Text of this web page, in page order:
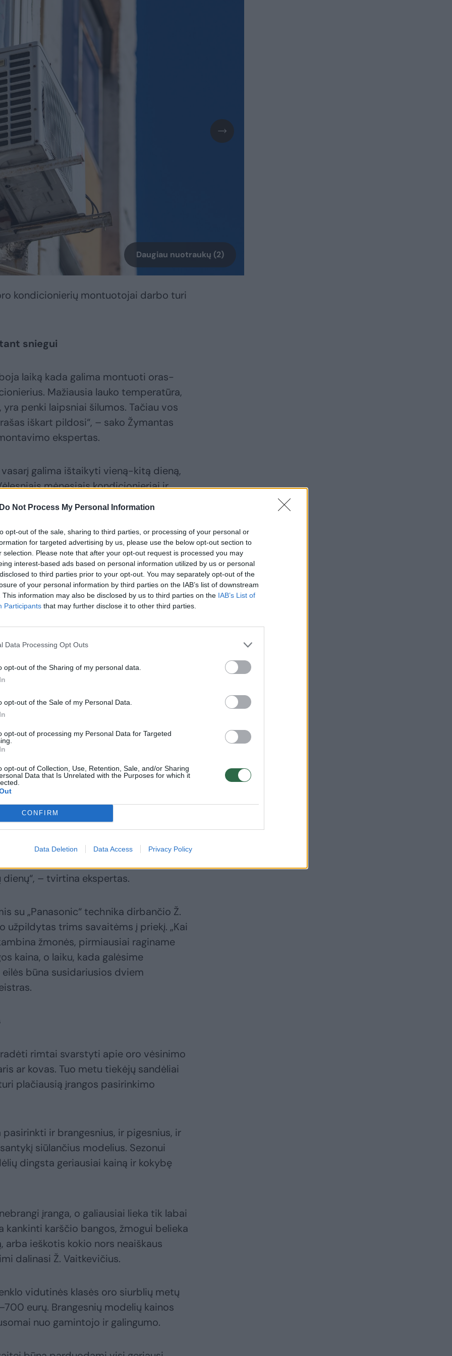
Do Not Process My Personal Information
opt-out of the sale, sharing to third parties, or processing of your personal or
for targeted advertising by us, please use the below opt-out section to
selection. Please note that after your opt-out request is processed you may
interest-based ads based on personal information utilized by us or personal
to third parties prior to your opt-out. You may separately opt-out of the
of your personal information by third parties on the IAB’s list of downstream
This information may also be disclosed by us to third parties on the IAB’s List of
Participants that may further disclose it to other third parties.
Data Processing Opt Outs
opt-out of the Sharing of my personal data.
opt-out of the Sale of my Personal Data.
opt-out of processing my Personal Data for Targeted
opt-out of Collection, Use, Retention, Sale, and/or Sharing
Data that Is Unrelated with the Purposes for which it
CONFIRM
Data Deletion Data Access Privacy Policy
Daugiau nuotraukų (2)
kondicionierių montuotojai darbo turi
sniegui
laiką kada galima montuoti oras-
Mažiausia lauko temperatūra,
penki laipsniai šilumos. Tačiau vos
iškart pildosi“, – sako Žymantas
ekspertas.
galima ištaikyti vieną-kitą dieną,
mėnesiais kondicionieriai ir
visu pajėgumu. Pasak
balandį ir gegužę, kai saulė eilinį
būna karšta.
–
kuo jos
bumas, užsakymai keliauja
įvykdyti reikia dviejų žmonių
atveju, darbus atlieka per keturias
– pavyzdžiui, kai lauko bloko
ir jį tenka statyti ant stogo,
– tvirtina ekspertas.
su „Panasonic“ technika dirbančio Ž.
užpildytas trims savaitėms į priekį. „Kai
žmonės, pirmiausiai raginame
kaina, o laiku, kada galėsime
būna susidariusios dviem
rimtai svarstyti apie oro vėsinimo
ar kovas. Tuo metu tiekėjų sandėliai
plačiausią įrangos pasirinkimo
ir brangesnius, ir pigesnius, ir
siūlančius modelius. Sezonui
dingsta geriausiai kainą ir kokybę
įranga, o galiausiai lieka tik labai
kankinti karščio bangos, žmogui belieka
arba ieškotis kokio nors neaiškaus
dalinasi Ž. Vaitkevičius.
vidutinės klasės oro siurblių metų
eurų. Brangesnių modelių kainos
nuo gamintojo ir galingumo.